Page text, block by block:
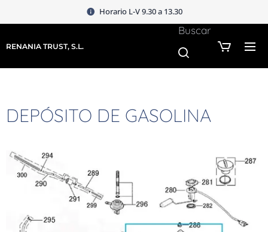
Horario L-V 9.30 a 13.30
RENANIA TRUST, S.L.
Buscar
DEPÓSITO DE GASOLINA